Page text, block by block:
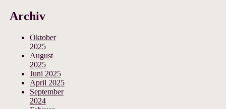
Archiv
Oktober
2025
August
2025
Juni 2025
April 2025
September
2024